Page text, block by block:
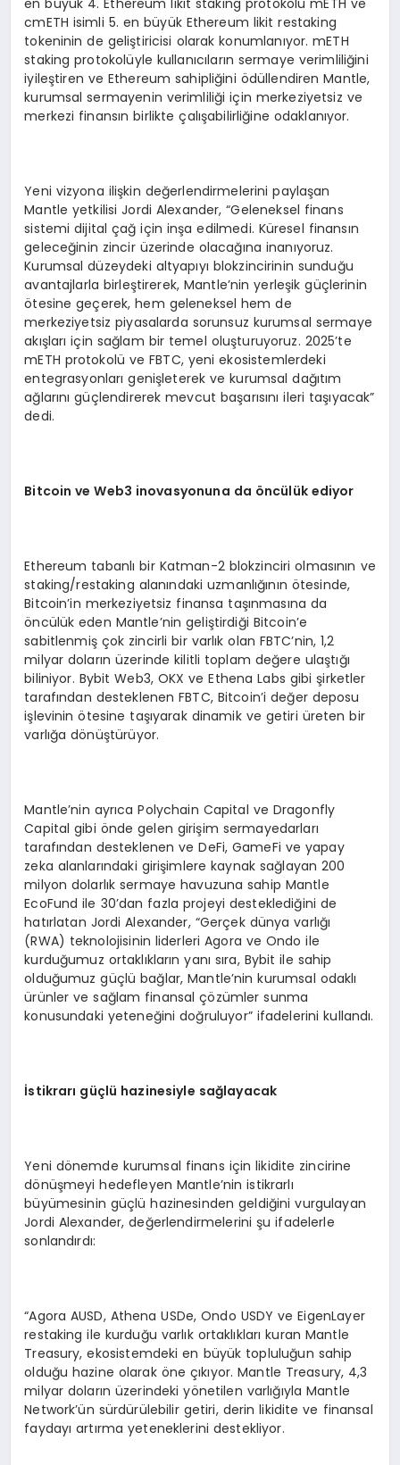
cmETH isimli 5. en büyük Ethereum likit restaking
tokeninin de geliştiricisi olarak konumlanıyor. mETH
staking protokolüyle kullanıcıların sermaye verimliliğini
iyileştiren ve Ethereum sahipliğini ödüllendiren Mantle,
kurumsal sermayenin verimliliği için merkeziyetsiz ve
merkezi finansın birlikte çalışabilirliğine odaklanıyor.
Yeni vizyona ilişkin değerlendirmelerini paylaşan
Mantle yetkilisi Jordi Alexander, “Geleneksel finans
sistemi dijital çağ için inşa edilmedi. Küresel finansın
geleceğinin zincir üzerinde olacağına inanıyoruz.
Kurumsal düzeydeki altyapıyı blokzincirinin sunduğu
avantajlarla birleştirerek, Mantle’nin yerleşik güçlerinin
ötesine geçerek, hem geleneksel hem de
merkeziyetsiz piyasalarda sorunsuz kurumsal sermaye
akışları için sağlam bir temel oluşturuyoruz. 2025’te
mETH protokolü ve FBTC, yeni ekosistemlerdeki
entegrasyonları genişleterek ve kurumsal dağıtım
ağlarını güçlendirerek mevcut başarısını ileri taşıyacak”
dedi.
Bitcoin ve Web3 inovasyonuna da öncülük ediyor
Ethereum tabanlı bir Katman-2 blokzinciri olmasının ve
staking/restaking alanındaki uzmanlığının ötesinde,
Bitcoin’in merkeziyetsiz finansa taşınmasına da
öncülük eden Mantle’nin geliştirdiği Bitcoin’e
sabitlenmiş çok zincirli bir varlık olan FBTC’nin, 1,2
milyar doların üzerinde kilitli toplam değere ulaştığı
biliniyor. Bybit Web3, OKX ve Ethena Labs gibi şirketler
tarafından desteklenen FBTC, Bitcoin’i değer deposu
işlevinin ötesine taşıyarak dinamik ve getiri üreten bir
varlığa dönüştürüyor.
Mantle’nin ayrıca Polychain Capital ve Dragonfly
Capital gibi önde gelen girişim sermayedarları
tarafından desteklenen ve DeFi, GameFi ve yapay
zeka alanlarındaki girişimlere kaynak sağlayan 200
milyon dolarlık sermaye havuzuna sahip Mantle
EcoFund ile 30’dan fazla projeyi desteklediğini de
hatırlatan Jordi Alexander, “Gerçek dünya varlığı
(RWA) teknolojisinin liderleri Agora ve Ondo ile
kurduğumuz ortaklıkların yanı sıra, Bybit ile sahip
olduğumuz güçlü bağlar, Mantle’nin kurumsal odaklı
ürünler ve sağlam finansal çözümler sunma
konusundaki yeteneğini doğruluyor” ifadelerini kullandı.
İstikrarı güçlü hazinesiyle sağlayacak
Yeni dönemde kurumsal finans için likidite zincirine
dönüşmeyi hedefleyen Mantle’nin istikrarlı
büyümesinin güçlü hazinesinden geldiğini vurgulayan
Jordi Alexander, değerlendirmelerini şu ifadelerle
sonlandırdı:
“Agora AUSD, Athena USDe, Ondo USDY ve EigenLayer
restaking ile kurduğu varlık ortaklıkları kuran Mantle
Treasury, ekosistemdeki en büyük topluluğun sahip
olduğu hazine olarak öne çıkıyor. Mantle Treasury, 4,3
milyar doların üzerindeki yönetilen varlığıyla Mantle
Network’ün sürdürülebilir getiri, derin likidite ve finansal
faydayı artırma yeteneklerini destekliyor.